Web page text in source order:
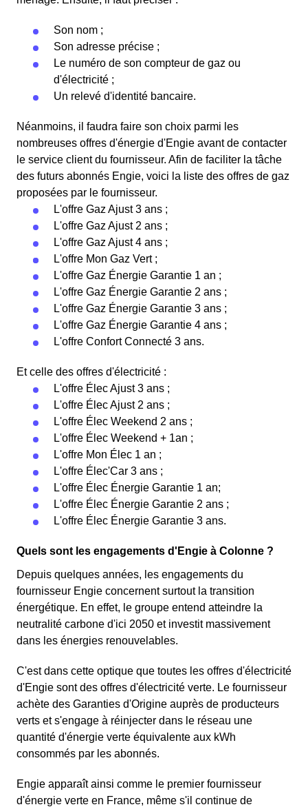
Son nom ;
Son adresse précise ;
Le numéro de son compteur de gaz ou
d'électricité ;
Un relevé d'identité bancaire.
Néanmoins, il faudra faire son choix parmi les
nombreuses offres d'énergie d'Engie avant de contacter
le service client du fournisseur. Afin de faciliter la tâche
des futurs abonnés Engie, voici la liste des offres de gaz
proposées par le fournisseur.
L'offre Gaz Ajust 3 ans ;
L'offre Gaz Ajust 2 ans ;
L'offre Gaz Ajust 4 ans ;
L'offre Mon Gaz Vert ;
L'offre Gaz Énergie Garantie 1 an ;
L'offre Gaz Énergie Garantie 2 ans ;
L'offre Gaz Énergie Garantie 3 ans ;
L'offre Gaz Énergie Garantie 4 ans ;
L'offre Confort Connecté 3 ans.
Et celle des offres d'électricité :
L'offre Élec Ajust 3 ans ;
L'offre Élec Ajust 2 ans ;
L'offre Élec Weekend 2 ans ;
L'offre Élec Weekend + 1an ;
L'offre Mon Élec 1 an ;
L'offre Élec'Car 3 ans ;
L'offre Élec Énergie Garantie 1 an;
L'offre Élec Énergie Garantie 2 ans ;
L'offre Élec Énergie Garantie 3 ans.
Quels sont les engagements d'Engie à Colonne ?
Depuis quelques années, les engagements du
fournisseur Engie concernent surtout la transition
énergétique. En effet, le groupe entend atteindre la
neutralité carbone d'ici 2050 et investit massivement
dans les énergies renouvelables.
C'est dans cette optique que toutes les offres d'électricité
d'Engie sont des offres d'électricité verte. Le fournisseur
achète des Garanties d'Origine auprès de producteurs
verts et s'engage à réinjecter dans le réseau une
quantité d'énergie verte équivalente aux kWh
consommés par les abonnés.
Engie apparaît ainsi comme le premier fournisseur
d'énergie verte en France, même s'il continue de